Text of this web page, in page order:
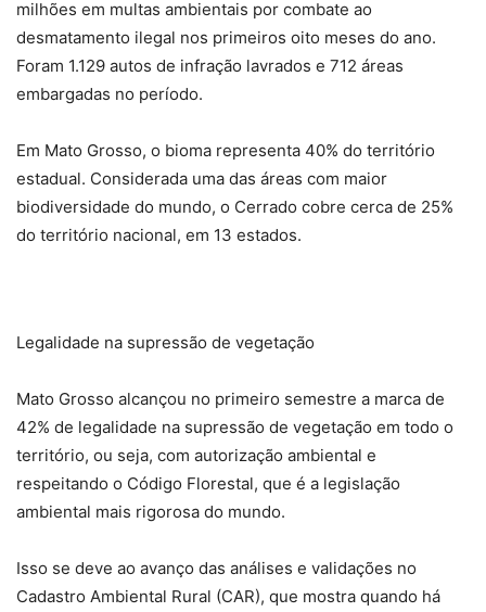
milhões em multas ambientais por combate ao
desmatamento ilegal nos primeiros oito meses do ano.
Foram 1.129 autos de infração lavrados e 712 áreas
embargadas no período.
Em Mato Grosso, o bioma representa 40% do território
estadual. Considerada uma das áreas com maior
biodiversidade do mundo, o Cerrado cobre cerca de 25%
do território nacional, em 13 estados.
Legalidade na supressão de vegetação
Mato Grosso alcançou no primeiro semestre a marca de
42% de legalidade na supressão de vegetação em todo o
território, ou seja, com autorização ambiental e
respeitando o Código Florestal, que é a legislação
ambiental mais rigorosa do mundo.
Isso se deve ao avanço das análises e validações no
Cadastro Ambiental Rural (CAR), que mostra quando há